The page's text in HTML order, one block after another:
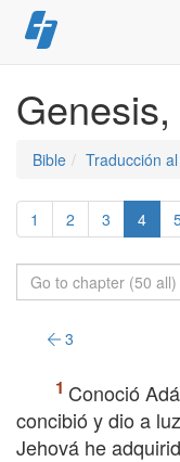
Skip
to
Genesis,
Bible Traducción
1 2 3 4
3
Conoció
concibió y dio a
Jehová he